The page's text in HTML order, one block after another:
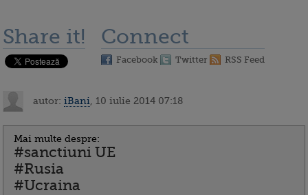
Share it! Connect
Facebook Twitter RSS Feed
autor: iBani , 10 iulie 2014 07:18
Mai multe despre:
#sanctiuni UE
#Rusia
#Ucraina